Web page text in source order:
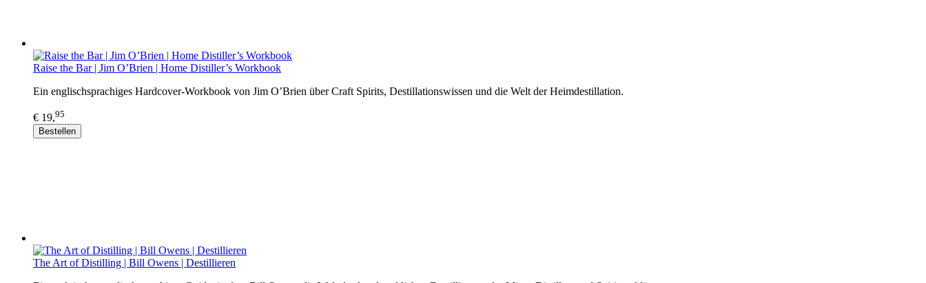
Raise the Bar | Jim O’Brien | Home Distiller’s Workbook
Ein englischsprachiges Hardcover-Workbook von Jim O’Brien über Craft Spirits, Destillationswissen und die Welt der Heimdestillation.
€ 19,95
Bestellen
The Art of Distilling | Bill Owens | Destillieren